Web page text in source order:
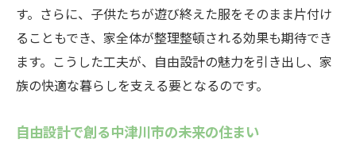
中津川市で実践する革新的な収納スタイル
す。さらに、子供たちが遊び終えた服をそのまま片付け
ることもでき、家全体が整理整頓される効果も期待でき
ます。こうした工夫が、自由設計の魅力を引き出し、家
族の快適な暮らしを支える要となるのです。
自由設計で創る中津川市の未来の住まい